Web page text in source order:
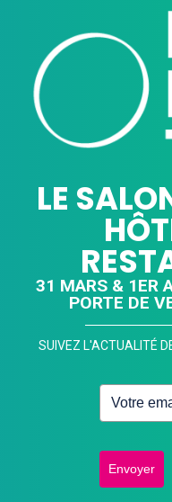
LE
31 MARS & 1ER
PORTE DE
SUIVEZ L'ACTUALITÉ
Envoyer